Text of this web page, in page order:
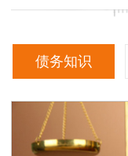
债务知识